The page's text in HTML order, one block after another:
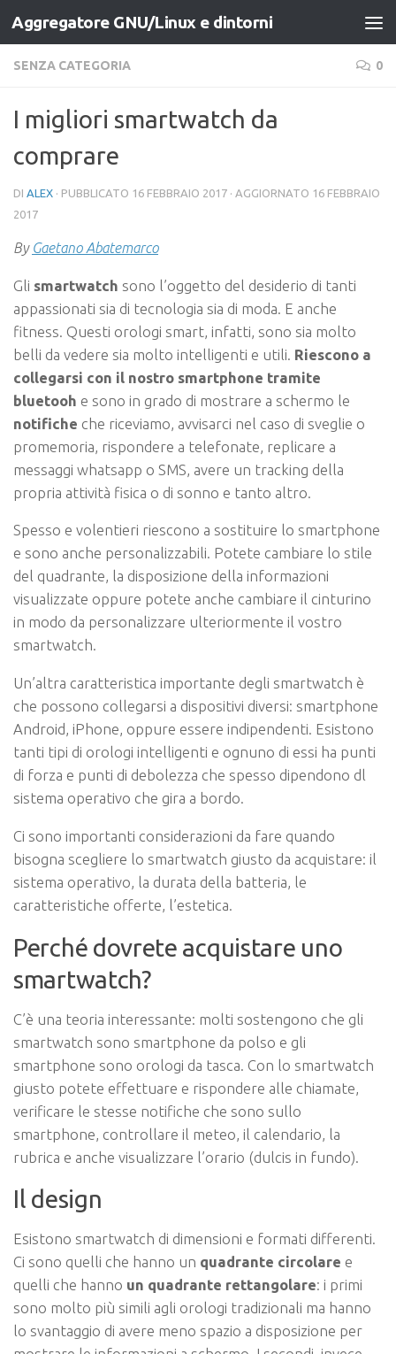
Salta al contenuto
Aggregatore GNU/Linux e dintorni
SENZA CATEGORIA 0
I migliori smartwatch da
comprare
DI ALEX · PUBBLICATO 16 FEBBRAIO 2017 · AGGIORNATO 16 FEBBRAIO
2017
By Gaetano Abatemarco
Gli smartwatch sono l’oggetto del desiderio di tanti
appassionati sia di tecnologia sia di moda. E anche
fitness. Questi orologi smart, infatti, sono sia molto
belli da vedere sia molto intelligenti e utili. Riescono a
collegarsi con il nostro smartphone tramite
bluetooh e sono in grado di mostrare a schermo le
notifiche che riceviamo, avvisarci nel caso di sveglie o
promemoria, rispondere a telefonate, replicare a
messaggi whatsapp o SMS, avere un tracking della
propria attività fisica o di sonno e tanto altro.
Spesso e volentieri riescono a sostituire lo smartphone
e sono anche personalizzabili. Potete cambiare lo stile
del quadrante, la disposizione della informazioni
visualizzate oppure potete anche cambiare il cinturino
in modo da personalizzare ulteriormente il vostro
smartwatch.
Un’altra caratteristica importante degli smartwatch è
che possono collegarsi a dispositivi diversi: smartphone
Android, iPhone, oppure essere indipendenti. Esistono
tanti tipi di orologi intelligenti e ognuno di essi ha punti
di forza e punti di debolezza che spesso dipendono dl
sistema operativo che gira a bordo.
Ci sono importanti considerazioni da fare quando
bisogna scegliere lo smartwatch giusto da acquistare: il
sistema operativo, la durata della batteria, le
caratteristiche offerte, l’estetica.
Perché dovrete acquistare uno
smartwatch?
C’è una teoria interessante: molti sostengono che gli
smartwatch sono smartphone da polso e gli
smartphone sono orologi da tasca. Con lo smartwatch
giusto potete effettuare e rispondere alle chiamate,
verificare le stesse notifiche che sono sullo
smartphone, controllare il meteo, il calendario, la
rubrica e anche visualizzare l’orario (dulcis in fundo).
Il design
Esistono smartwatch di dimensioni e formati differenti.
Ci sono quelli che hanno un quadrante circolare e
quelli che hanno un quadrante rettangolare: i primi
sono molto più simili agli orologi tradizionali ma hanno
lo svantaggio di avere meno spazio a disposizione per